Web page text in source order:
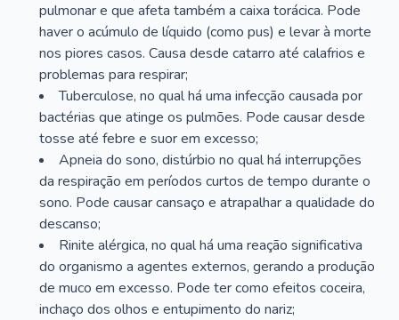
pulmonar e que afeta também a caixa torácica. Pode
haver o acúmulo de líquido (como pus) e levar à morte
nos piores casos. Causa desde catarro até calafrios e
problemas para respirar;
Tuberculose, no qual há uma infecção causada por
bactérias que atinge os pulmões. Pode causar desde
tosse até febre e suor em excesso;
Apneia do sono, distúrbio no qual há interrupções
da respiração em períodos curtos de tempo durante o
sono. Pode causar cansaço e atrapalhar a qualidade do
descanso;
Rinite alérgica, no qual há uma reação significativa
do organismo a agentes externos, gerando a produção
de muco em excesso. Pode ter como efeitos coceira,
inchaço dos olhos e entupimento do nariz;